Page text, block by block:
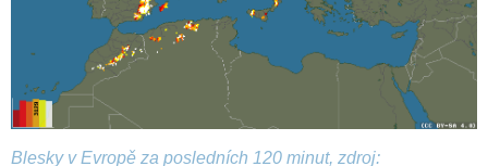
Blesky v Evropě za posledních 120 minut, zdroj: